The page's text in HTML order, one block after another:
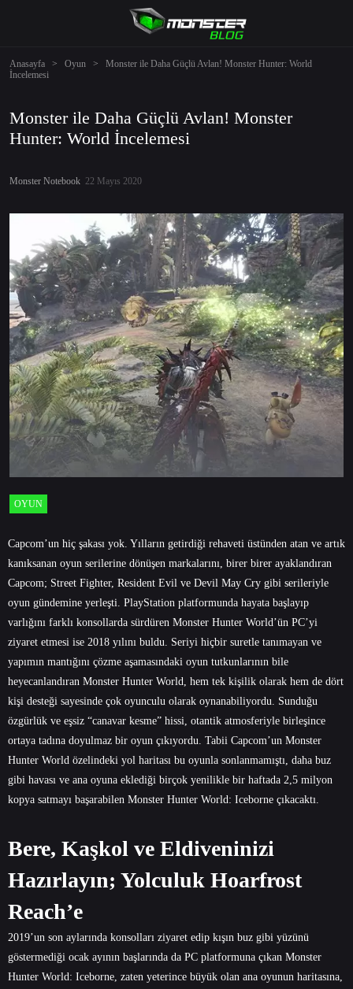
Anasayfa > Oyun > Monster ile Daha Güçlü Avlan! Monster Hunter: World
İncelemesi
Monster ile Daha Güçlü Avlan! Monster
Hunter: World İncelemesi
Monster Notebook 22 Mayıs 2020
OYUN
Capcom’un hiç şakası yok. Yılların getirdiği rehaveti üstünden atan ve artık
kanıksanan oyun serilerine dönüşen markalarını, birer birer ayaklandıran
Capcom; Street Fighter, Resident Evil ve Devil May Cry gibi serileriyle
oyun gündemine yerleşti. PlayStation platformunda hayata başlayıp
varlığını farklı konsollarda sürdüren Monster Hunter World’ün PC’yi
ziyaret etmesi ise 2018 yılını buldu. Seriyi hiçbir suretle tanımayan ve
yapımın mantığını çözme aşamasındaki oyun tutkunlarının bile
heyecanlandıran Monster Hunter World, hem tek kişilik olarak hem de dört
kişi desteği sayesinde çok oyunculu olarak oynanabiliyordu. Sunduğu
özgürlük ve eşsiz “canavar kesme” hissi, otantik atmosferiyle birleşince
ortaya tadına doyulmaz bir oyun çıkıyordu. Tabii Capcom’un Monster
Hunter World özelindeki yol haritası bu oyunla sonlanmamıştı, daha buz
gibi havası ve ana oyuna eklediği birçok yenilikle bir haftada 2,5 milyon
kopya satmayı başarabilen Monster Hunter World: Iceborne çıkacaktı.
Bere, Kaşkol ve Eldiveninizi
Hazırlayın; Yolculuk Hoarfrost
Reach’e
2019’un son aylarında konsolları ziyaret edip kışın buz gibi yüzünü
göstermediği ocak ayının başlarında da PC platformuna çıkan Monster
Hunter World: Iceborne, zaten yeterince büyük olan ana oyunun haritasına,